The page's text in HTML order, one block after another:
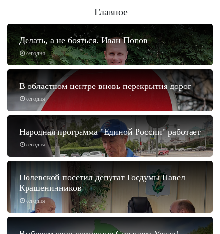
Главное
сегодня
Делать, а не бояться. Иван Попов
сегодня
В областном центре вновь перекрытия дорог
сегодня
Народная программа "Единой России" работает
сегодня
Полевской посетил депутат Госдумы Павел
Крашенинников